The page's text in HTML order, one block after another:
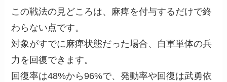
この戦法の見どころは、麻痺を付与するだけで終
わらない点です。
対象がすでに麻痺状態だった場合、自軍単体の兵
力を回復できます。
回復率は48%から96%で、発動率や回復は武勇依